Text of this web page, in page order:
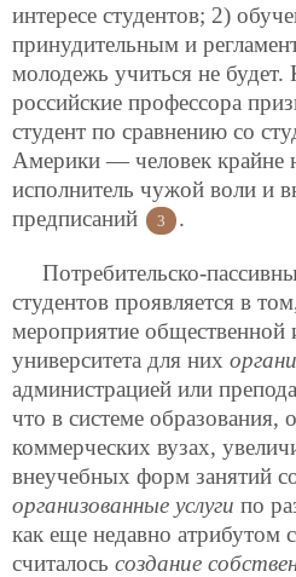
интересе студентов; 2)
принудительным и
молодежь учиться не будет.
российские профессора
студент по сравнению со
Америки — человек крайне
исполнитель чужой воли и
предписаний
3 .
Потребительско-
студентов проявляется в
мероприятие общественной
университета для них
администрацией или
что в системе образования,
коммерческих вузах,
внеучебных форм занятий
организованные услуги по
как еще недавно атрибутом
считалось создание